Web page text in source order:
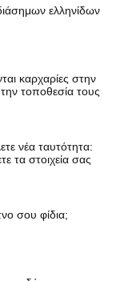
ελληνίδων
καρχαρίες στην
τοποθεσία τους
νέα ταυτότητα:
τα στοιχεία σας
σου φίδια;